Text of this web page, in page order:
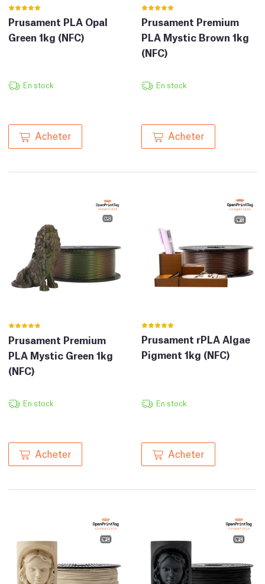
Prusament PLA Opal
Green 1kg (NFC)
En stock
Acheter
Prusament Premium
PLA Mystic Brown 1kg
(NFC)
En stock
Acheter
Prusament Premium
PLA Mystic Green 1kg
(NFC)
En stock
Acheter
Prusament rPLA Algae
Pigment 1kg (NFC)
En stock
Acheter